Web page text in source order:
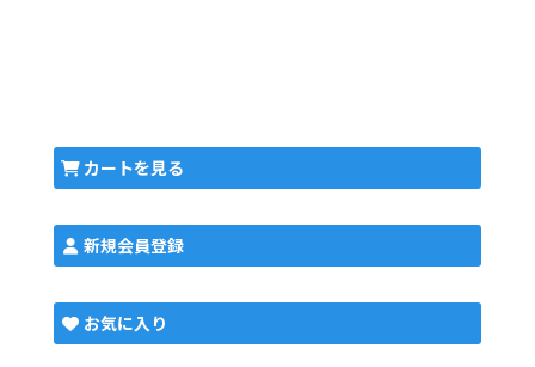
カートを見る
新規会員登録
お気に入り